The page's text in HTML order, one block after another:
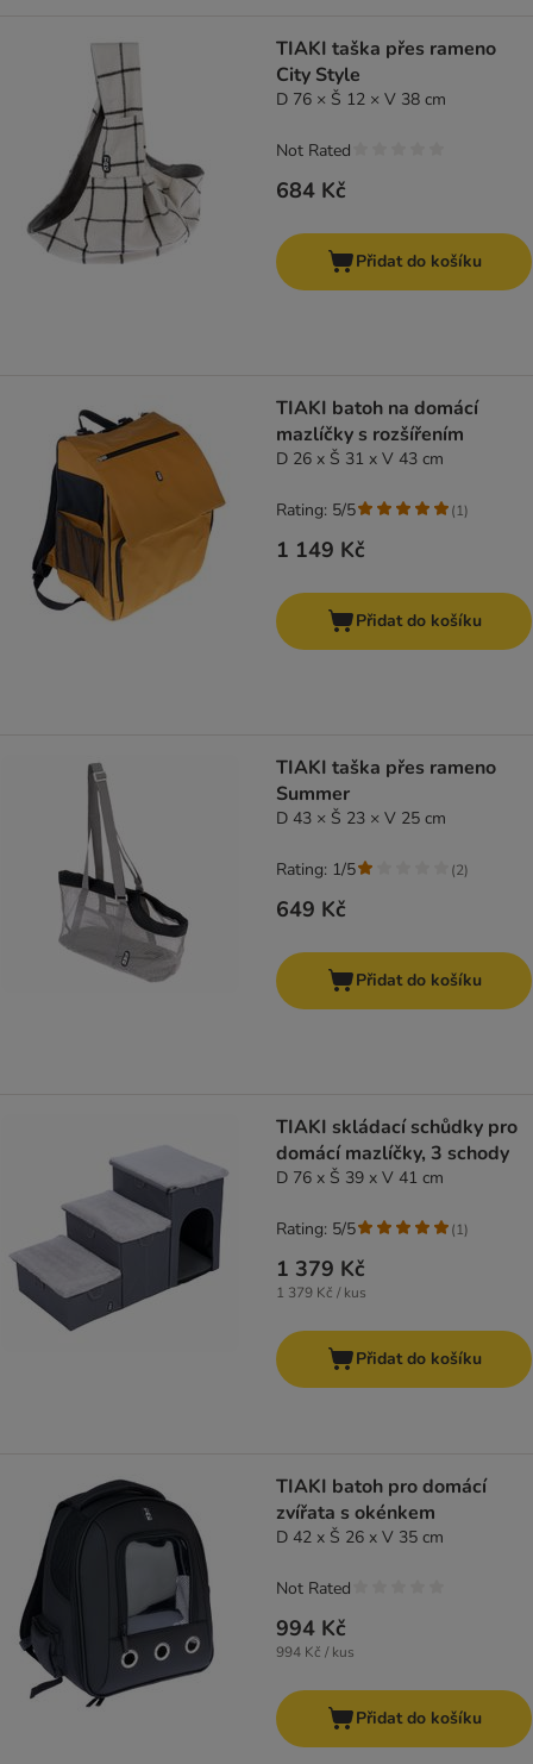
TIAKI taška přes rameno
City Style
D 76 × Š 12 × V 38 cm
684 Kč
Not Rated
Přidat do košíku
TIAKI batoh na domácí
mazlíčky s rozšířením
D 26 x Š 31 x V 43 cm
1 149 Kč
Rating: 5/5 (1)
Přidat do košíku
TIAKI taška přes rameno
Summer
D 43 × Š 23 × V 25 cm
649 Kč
Rating: 1/5 (2)
Přidat do košíku
TIAKI skládací schůdky pro
domácí mazlíčky, 3 schody
D 76 x Š 39 x V 41 cm
1 379 Kč
1 379 Kč / kus
Rating: 5/5 (1)
Přidat do košíku
TIAKI batoh pro domácí
zvířata s okénkem
D 42 x Š 26 x V 35 cm
994 Kč
994 Kč / kus
Not Rated
Přidat do košíku